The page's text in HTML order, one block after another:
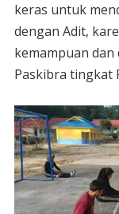
keras untuk
dengan Adit,
kemampuan
Paskibra tingkat